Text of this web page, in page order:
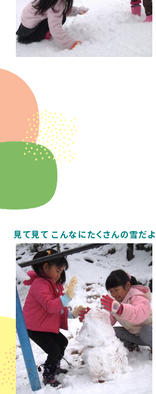
見て見て こんなにたくさんの雪だよ